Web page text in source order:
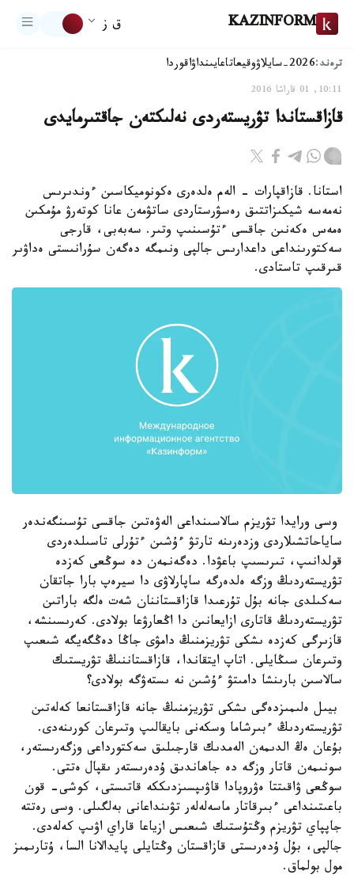
KAZINFORM ق ز
ترەند:2026-سايلاۋ وقيعاتاعايىنداۋاقوردا
10:11, 01 قاراشا 2016
قازاقستاندا تۋريستەردى نەلىكتەن جاقتىرمايدى
استانا. قازاقپارات - الەم ەلدەرى ەكونوميكاسىن ءوندىرىس
نەمەسە شيكىزاتتىق رەسۋرستاردى ساتۋمەن عانا كوتەرۋ مۇمكىن
ەمەس ەكەنىن جاقسى ءتۇسىنىپ وتىر. سەبەبى، قارجى
سەكتورىنداعى داعدارىس جالپى ونىمگە دەگەن سۇرانىستى ەداۋىر
قىرقىپ تاستادى.
وسى ورايدا تۋريزم سالاسىنداعى الەۋەتىن جاقسى تۇسىنگەندەر
ساياحاتشىلاردى وزدەرىنە تارتۋ ءۇشىن ءتۇرلى تاسىلدەردى
قولدانىپ، تىرىسىپ باعۋدا. دەگەنمەن دە سوڭعى كەزدە
تۋريستەردىڭ وزگە ەلدەرگە ساپارلاۋى دا سيرەپ بارا جاتقان
سەكىلدى جانە بۇل تۇرعىدا قازاقستاننان شەت ەلگە باراتىن
تۋريستەردىڭ قاتارى ازايعانىن دا اڭعارۋعا بولادى. كەرىسىنشە،
قازىرگى كەزدە ىشكى تۋريزمنىڭ دامۋى جاڭا دەڭگەيگە شىعىپ
وتىرعان سىڭايلى. اتاپ ايتقاندا، قازاقستاننىڭ تۋريستىك
سالاسىن بارىنشا دامىتۋ ءۇشىن نە ىستەۋگە بولادى؟
بيىل ەلىمىزدەگى ىشكى تۋريزمنىڭ جانە قازاقستانعا كەلەتىن
تۋريستەردىڭ ءبىرشاما وسكەنى بايقالىپ وتىرعان كورىنەدى.
بۇعان ەڭ الدىمەن الەمدىك قارجىلىق سەكتورداعى وزگەرىستەر،
سونىمەن قاتار وزگە دە جاھاندىق ۇدەرىستەر ىقپال ەتتى.
سوڭعى ۋاقىتتا ەۋروپادا قاۋىپسىزدىككە قاتىستى، كوشى- قون
باعىتىنداعى ءبىرقاتار ماسەلەلەر تۋىنداعانى بەلگىلى. وسى رەتتە
جاپپاي تۋريزم وڭتۇستىك شىعىس ازياعا قاراي اۋىپ كەلەدى.
جالپى، بۇل ۇدەرىستى قازاقستان وڭتايلى پايدالانا السا، ۇتارىمىز
مول بولماق.